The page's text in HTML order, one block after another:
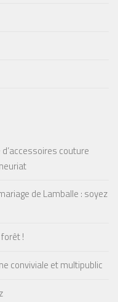
couture
de Lamballe : soyez
!
conviviale et multipublic